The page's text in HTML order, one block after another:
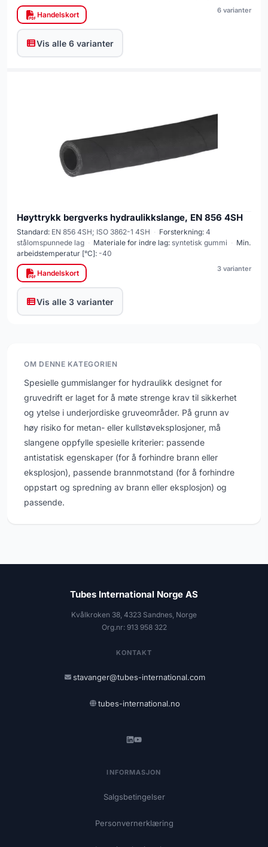
Handelskort 6 varianter
Vis alle 6 varianter
Høyttrykk bergverks hydraulikkslange, EN 856 4SH
Standard: EN 856 4SH; ISO 3862-1 4SH · Forsterkning: 4
stålomspunnede lag · Materiale for indre lag: syntetisk gummi · Min.
arbeidstemperatur [°C]: -40
Handelskort 3 varianter
Vis alle 3 varianter
OM DENNE KATEGORIEN
Spesielle gummislanger for hydraulikk designet for
gruvedrift er laget for å møte strenge krav til sikkerhet
og ytelse i underjordiske gruveområder. På grunn av
høy risiko for metan- eller kullstøveksplosjoner, må
slangene oppfylle spesielle kriterier: passende
antistatisk egenskaper (for å forhindre brann eller
eksplosjon), passende brannmotstand (for å forhindre
oppstart og spredning av brann eller eksplosjon) og
passende.
Tubes International Norge AS
Kvålkroken 38, 4323 Sandnes, Norge
Org.nr: 913 958 322
KONTAKT
stavanger@tubes-international.com
tubes-international.no
INFORMASJON
Salgsbetingelser
Personvernerklæring